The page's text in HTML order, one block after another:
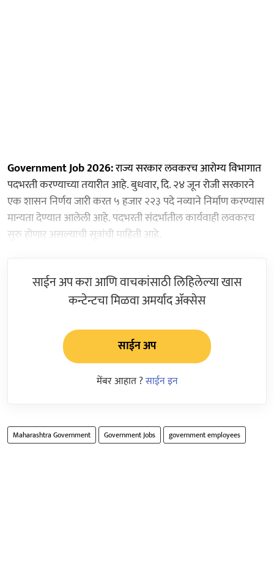
Government Job 2026:राज्य सरकार लवकरच आरोग्य विभागात
पदभरती करण्याच्या तयारीत आहे. बुधवार, दि. २४ जून रोजी सरकारने
एक शासन निर्णय जारी करत ५ हजार २२३ पदे नव्याने निर्माण करण्यास
मान्यता देण्यात आलेली आहे. पदभरती संदर्भातील कार्यवाही लवकरच
सुरु होणार असल्याची सूत्रांची माहिती आहे.
साईन अप करा आणि वाचकांसाठी लिहिलेल्या खास
कन्टेन्टचा मिळवा अमर्याद ॲक्सेस
साईन अप
मेंबर आहात ?साईन इन
Maharashtra Government Government Jobs government employees